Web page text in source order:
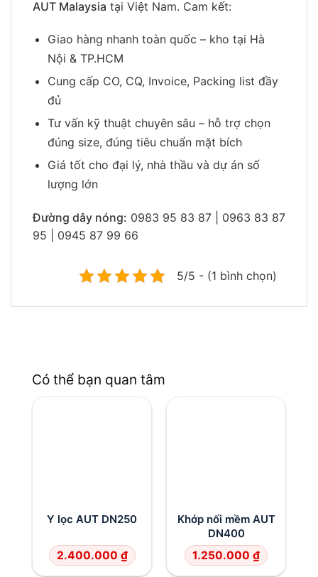
AUT Malaysia tại Việt Nam. Cam kết:
Giao hàng nhanh toàn quốc – kho tại Hà
Nội & TP.HCM
Cung cấp CO, CQ, Invoice, Packing list đầy
đủ
Tư vấn kỹ thuật chuyên sâu – hỗ trợ chọn
đúng size, đúng tiêu chuẩn mặt bích
Giá tốt cho đại lý, nhà thầu và dự án số
lượng lớn
Đường dây nóng: 0983 95 83 87 | 0963 83 87
95 | 0945 87 99 66
5/5 - (1 bình chọn)
Có thể bạn quan tâm
Y lọc AUT DN250
2.400.000 ₫
Khớp nối mềm AUT
DN400
1.250.000 ₫